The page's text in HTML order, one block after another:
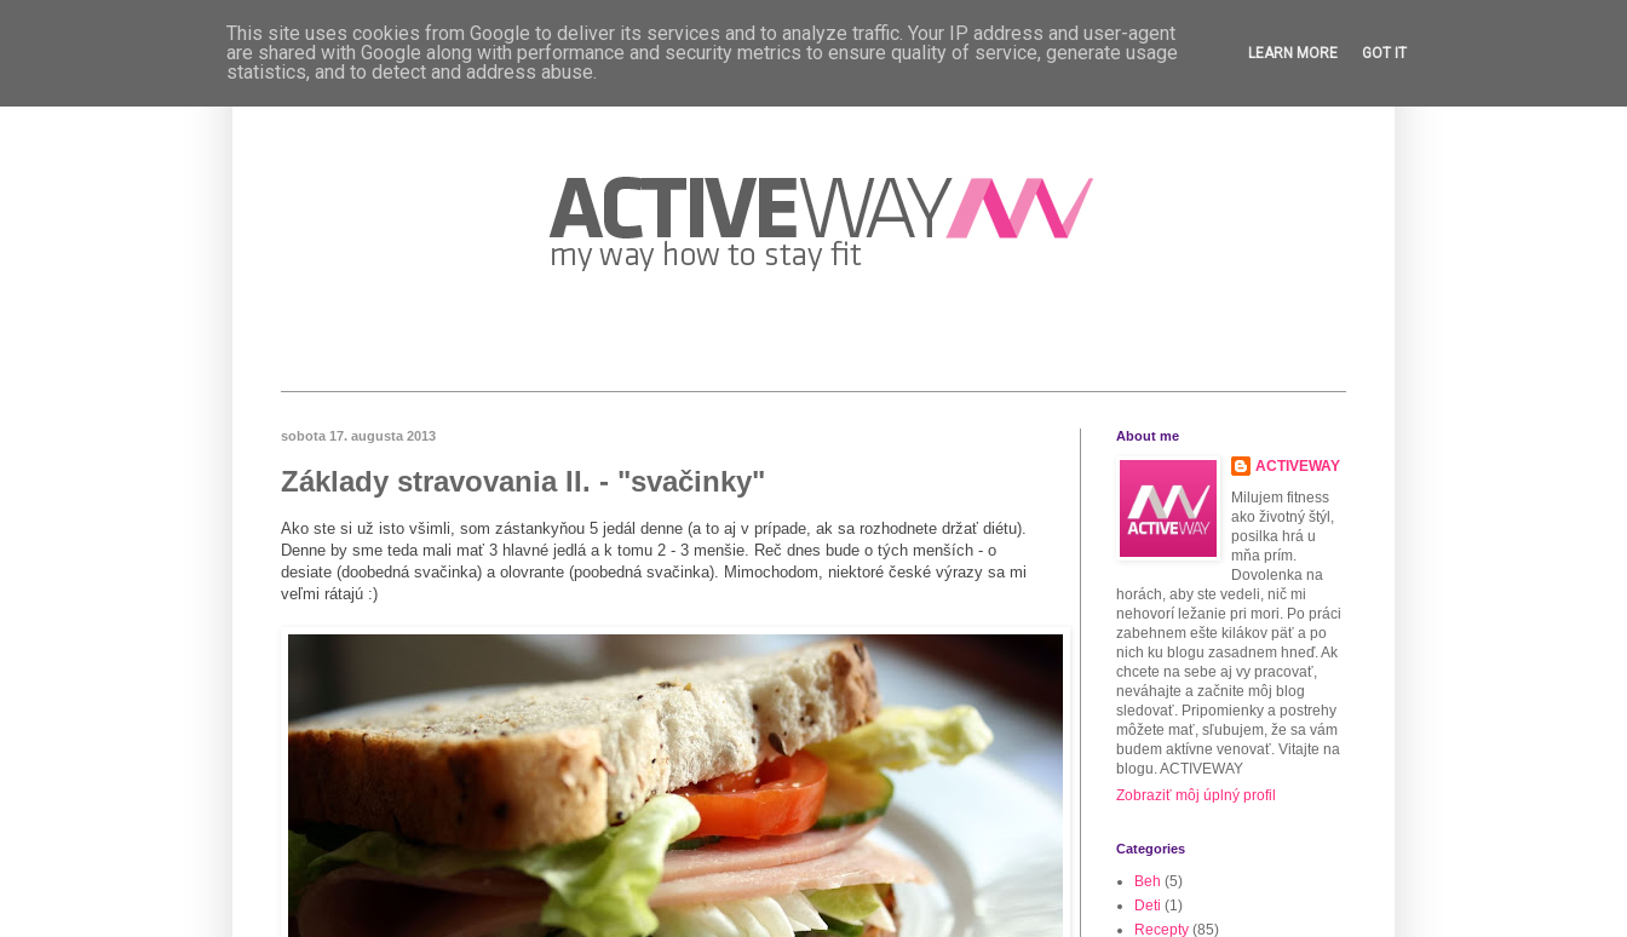
sobota 17. augusta 2013
Základy stravovania II. - "svačinky"
Ako ste si už isto všimli, som zástankyňou 5 jedál denne (a to aj v prípade, ak sa rozhodnete držať diétu).
Denne by sme teda mali mať 3 hlavné jedlá a k tomu 2 - 3 menšie. Reč dnes bude o tých menších - o
desiate (doobedná svačinka) a olovrante (poobedná svačinka). Mimochodom, niektoré české výrazy sa mi
veľmi rátajú :)
About me
ACTIVEWAY
Milujem fitness
ako životný štýl,
posilka hrá u
mňa prím.
Dovolenka na
horách, aby ste vedeli, nič mi
nehovorí ležanie pri mori. Po práci
zabehnem ešte kilákov päť a po
nich ku blogu zasadnem hneď. Ak
chcete na sebe aj vy pracovať,
neváhajte a začnite môj blog
sledovať. Pripomienky a postrehy
môžete mať, sľubujem, že sa vám
budem aktívne venovať. Vitajte na
blogu. ACTIVEWAY
Zobraziť môj úplný profil
Categories
Beh (5)
Deti (1)
Recepty (85)
This site uses cookies from Google to deliver its services and to analyze traffic. Your IP address and user-agent
are shared with Google along with performance and security metrics to ensure quality of service, generate usage
statistics, and to detect and address abuse.
LEARN MORE GOT IT